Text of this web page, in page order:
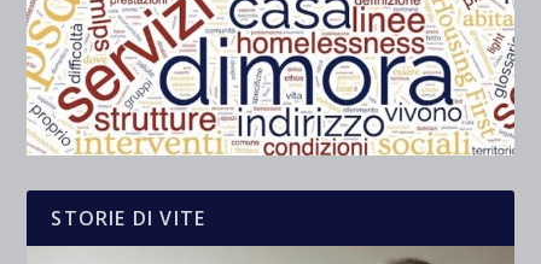
STORIE DI VITE